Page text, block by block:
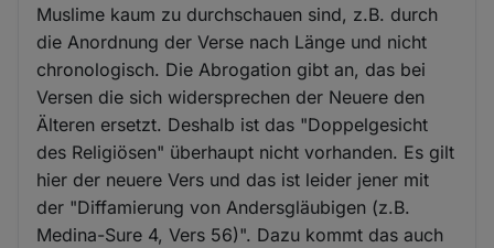
Muslime kaum zu durchschauen sind, z.B. durch
die Anordnung der Verse nach Länge und nicht
chronologisch. Die Abrogation gibt an, das bei
Versen die sich widersprechen der Neuere den
Älteren ersetzt. Deshalb ist das "Doppelgesicht
des Religiösen" überhaupt nicht vorhanden. Es gilt
hier der neuere Vers und das ist leider jener mit
der "Diffamierung von Andersgläubigen (z.B.
Medina-Sure 4, Vers 56)". Dazu kommt das auch